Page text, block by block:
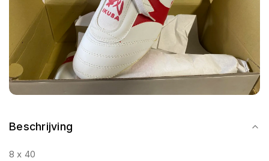
Beschrijving
8 x 40